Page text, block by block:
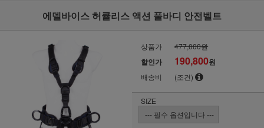
에델바이스 허큘리스 액션 풀바디 안전벨트
상품가 477,000원
할인가 190,800원
배송비 (조건)
SIZE